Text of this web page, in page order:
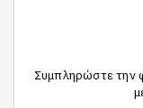
Συμπληρώστε την